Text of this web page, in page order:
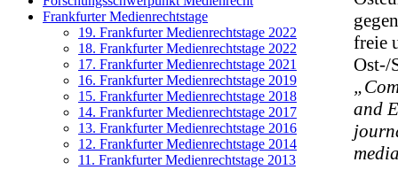
Frankfurter Medienrechtstage
19. Frankfurter Medienrechtstage 2022
18. Frankfurter Medienrechtstage 2022
17. Frankfurter Medienrechtstage 2021
16. Frankfurter Medienrechtstage 2019
15. Frankfurter Medienrechtstage 2018
14. Frankfurter Medienrechtstage 2017
13. Frankfurter Medienrechtstage 2016
12. Frankfurter Medienrechtstage 2014
11. Frankfurter Medienrechtstage 2013
freie
Ost-/
and